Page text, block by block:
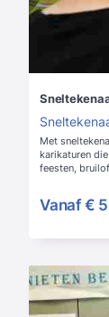
Met
karikaturen
feesten,
Vanaf €